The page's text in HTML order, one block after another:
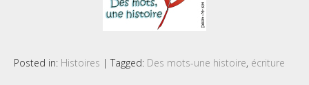
Posted in: Histoires | Tagged: Des mots-une histoire, écriture